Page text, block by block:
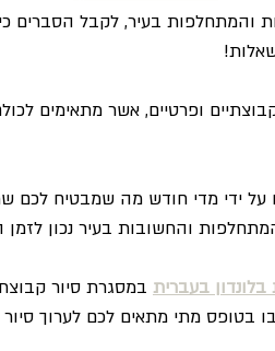
והמתחלפות בעיר, לקבל הסברים
ופרטיים, אשר מתאימים
על ידי מדי חודש מה שמבטיח לכם
והחשובות בעיר נכון
בלונדון בעברית במסגרת סיור
בטופס מתי מתאים לכם לערוך סיור